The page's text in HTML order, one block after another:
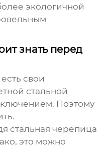
экологичной
знать перед
свои
стальной
Поэтому
стальная черепица
это можно